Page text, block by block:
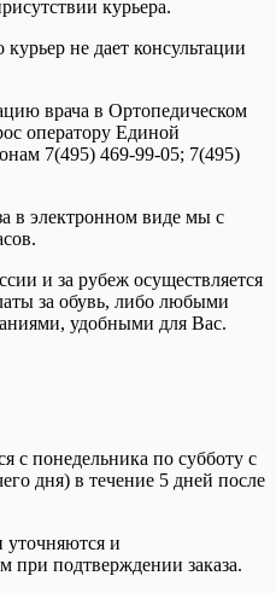
курьера.
не дает консультации
врача в Ортопедическом
оператору Единой
7(495) 469-99-05; 7(495)
в электронном виде мы с
и за рубеж осуществляется
за обувь, либо любыми
удобными для Вас.
с понедельника по субботу с
дня) в течение 5 дней после
уточняются и
при подтверждении заказа.